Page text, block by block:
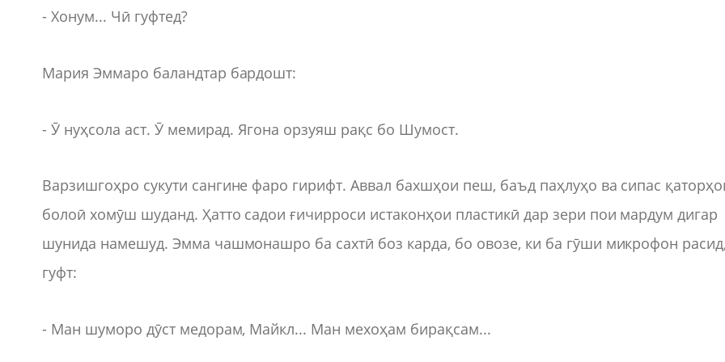
- Хонум... Чӣ гуфтед?
Мария Эммаро баландтар бардошт:
- Ӯ нуҳсола аст. Ӯ мемирад. Ягона орзуяш рақс бо Шумост.
Варзишгоҳро сукути сангине фаро гирифт. Аввал бахшҳои пеш, баъд паҳлуҳо ва сипас
болоӣ хомӯш шуданд. Ҳатто садои ғичирроси истаконҳои пластикӣ дар зери пои мардум дигар
шунида намешуд. Эмма чашмонашро ба сахтӣ боз карда, бо овозе, ки ба гӯши микрофон
гуфт:
- Ман шуморо дӯст медорам, Майкл... Ман мехоҳам бирақсам...